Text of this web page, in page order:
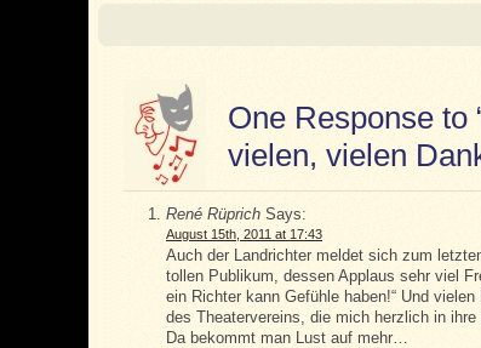
One Response to
vielen, vielen
René Rüprich Says:
August 15th, 2011 at 17:43
Auch der Landrichter meldet sich zum
tollen Publikum, dessen Applaus sehr viel
ein Richter kann Gefühle haben!“ Und
des Theatervereins, die mich herzlich in ihre
Da bekommt man Lust auf mehr…